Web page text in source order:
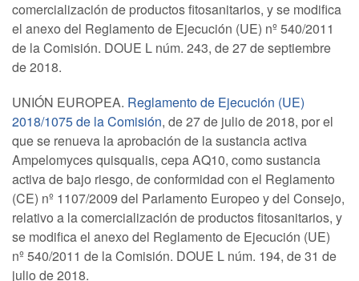
comercialización de productos fitosanitarios, y se modifica
el anexo del Reglamento de Ejecución (UE) nº 540/2011
de la Comisión. DOUE L núm. 243, de 27 de septiembre
de 2018.
UNIÓN EUROPEA. Reglamento de Ejecución (UE)
2018/1075 de la Comisión, de 27 de julio de 2018, por el
que se renueva la aprobación de la sustancia activa
Ampelomyces quisqualis, cepa AQ10, como sustancia
activa de bajo riesgo, de conformidad con el Reglamento
(CE) nº 1107/2009 del Parlamento Europeo y del Consejo,
relativo a la comercialización de productos fitosanitarios, y
se modifica el anexo del Reglamento de Ejecución (UE)
nº 540/2011 de la Comisión. DOUE L núm. 194, de 31 de
julio de 2018.